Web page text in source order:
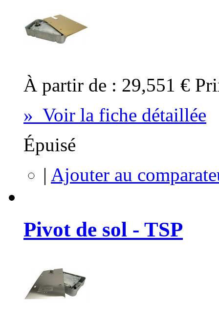
À partir de : 29,551 €
» Voir la fiche détaillée
Épuisé
| Ajouter au
Pivot de sol - TSP